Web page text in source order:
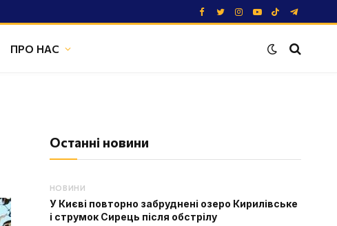
Facebook
TwitterInstagram
YouTube
TikTokTelegram
ПРО НАС
Останні новини
НОВИНИ
У Києві повторно забруднені озеро Кирилівське
і струмок Сирець після обстрілу